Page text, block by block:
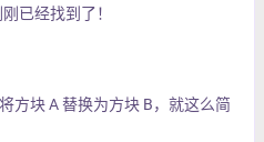
已经找到了！
方块 A 替换为方块 B，就这么简